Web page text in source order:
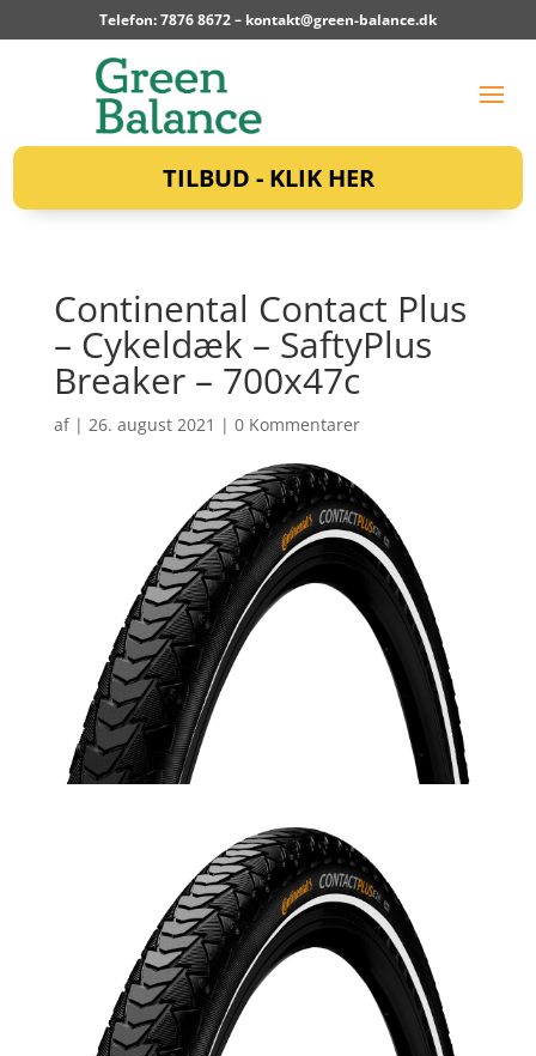
Telefon: 7876 8672 – kontakt@green-balance.dk
TILBUD - KLIK HER
Continental Contact Plus
– Cykeldæk – SaftyPlus
Breaker – 700x47c
af | 26. august 2021 | 0 Kommentarer